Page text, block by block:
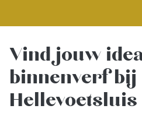
Vind jouw
binnenverf bij
Hellevoetsluis